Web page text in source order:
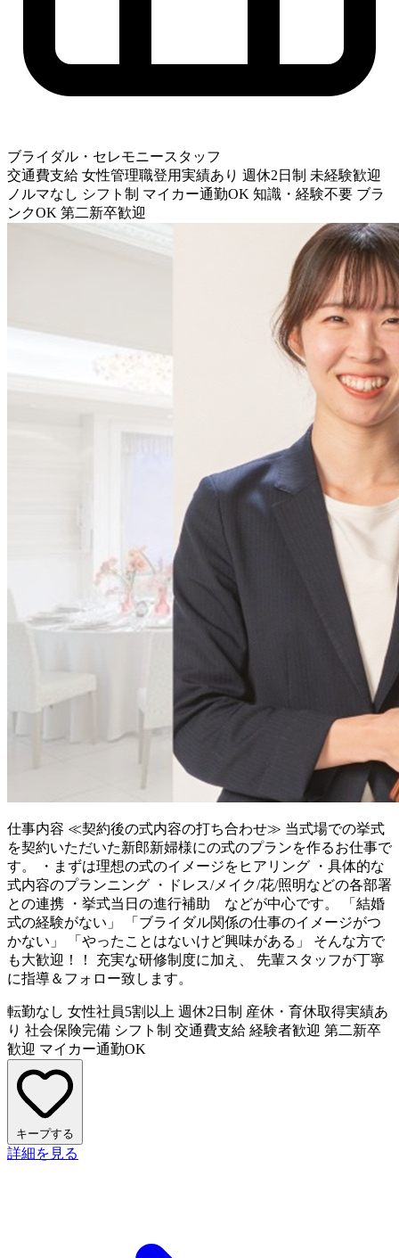
ブライダル・セレモニースタッフ
交通費支給 女性管理職登用実績あり 週休2日制 未経験歓迎
ノルマなし シフト制 マイカー通勤OK 知識・経験不要 ブラ
ンクOK 第二新卒歓迎
仕事内容 ≪契約後の式内容の打ち合わせ≫ 当式場での挙式
を契約いただいた新郎新婦様にの式のプランを作るお仕事で
す。 ・まずは理想の式のイメージをヒアリング ・具体的な
式内容のプランニング ・ドレス/メイク/花/照明などの各部署
との連携 ・挙式当日の進行補助 などが中心です。 「結婚
式の経験がない」 「ブライダル関係の仕事のイメージがつ
かない」 「やったことはないけど興味がある」 そんな方で
も大歓迎！！ 充実な研修制度に加え、 先輩スタッフが丁寧
に指導＆フォロー致します。
転勤なし 女性社員5割以上 週休2日制 産休・育休取得実績あ
り 社会保険完備 シフト制 交通費支給 経験者歓迎 第二新卒
歓迎 マイカー通勤OK
キープする
詳細を見る